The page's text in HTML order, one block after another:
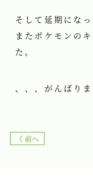
そして延期にな
またポケモンの
た。
、、、がんばり
《 前へ